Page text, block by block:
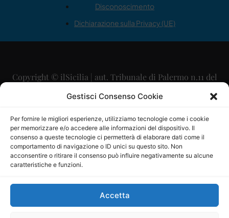
Gestisci Consenso Cookie
Per fornire le migliori esperienze, utilizziamo tecnologie come i cookie
per memorizzare e/o accedere alle informazioni del dispositivo. Il
consenso a queste tecnologie ci permetterà di elaborare dati come il
comportamento di navigazione o ID unici su questo sito. Non
acconsentire o ritirare il consenso può influire negativamente su alcune
caratteristiche e funzioni.
Accetta
Disconoscimento
Dichiarazione sulla Privacy (UE)
Copyright © ilSicilia | aut. Tribunale di Palermo n.11 del
29/09/2015
Direttore Editoriale: Maurizio Scaglione
Direttore Responsabile: Maria Calabrese
P.IVA: 06334930820
Mercurio Comunicazione Società Cooperativa a r.l. è